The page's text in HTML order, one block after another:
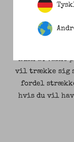
tøj vi
fremstår
Husk at vaske
vil trække sig
fordel
hvis du vil